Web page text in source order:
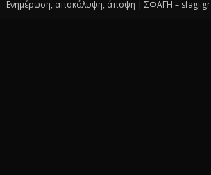
Ενημέρωση, αποκάλυψη, άποψη | ΣΦΑΓΗ – sfagi.gr